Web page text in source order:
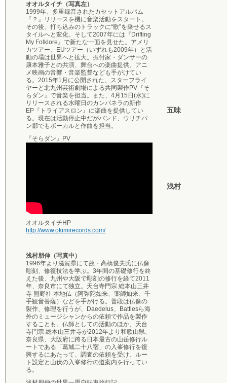
オオルタイチ（写真左）
1999年、多重録音されたカセットアルバム
『？』リリースを機に音楽活動をスタート。
その後、打ち込みのトラックに“歌”を乗せるス
タイルへと変化。そして2007年には『Drifting
My Folklore』で新たな一面を見せた。アメリ
カツアー、EUツアー（いずれも2009年）と活
動の場は世界へと拡大。振付家・ダンサーの
康本雅子との共演、舞台への楽曲提供、アニ
メ映画の音響・音楽監督なども手がけてい
る。2015年1月に公開された、スターフライ
ヤーと北九州芸術劇場による共同製作PV『そ
らダン』で音楽を担当。また、4月15日(水)に
リリースされる水曜日のカンパネラの新作
EP『トライアスロン』に楽曲を提供してい
る。現在は活動停止中だがバンド、ウリチパ
ン郡でもボーカルと作曲を担当。
『そらダン』PV
オオルタイチHP
http://www.okimirecords.com/
浅村朋伸（写真中）
1996年より滋賀県にて故・高橋俊夫氏に仏像
彫刻、修復技法を学ぶ。3年間の基礎修行を終
えた後、九州や大阪で彫刻の修行を経て2011
年、奈良市にて独立。天台寺門宗 総本山三井
寺 熊野社 本地仏（阿弥陀如来、薬師如来、千
手観音菩薩）などを手がける。普段は仏像の
製作、修理を行うが、Daedelus、Battlesら海
外のミュージシャンからの依頼で作品を製作
することも。仏師としての活動のほか、天台
寺門宗 総本山三井寺が2012年より和歌山県、
奈良県、大阪府に跨る日本最古の山岳修行ル
ートである「葛城二十八宿」の入峯修行を復
興するにあたって、調査の依頼を受け、ルー
ト設定と山伏の入峯修行の道案内を行ってい
る。
五味
浅村